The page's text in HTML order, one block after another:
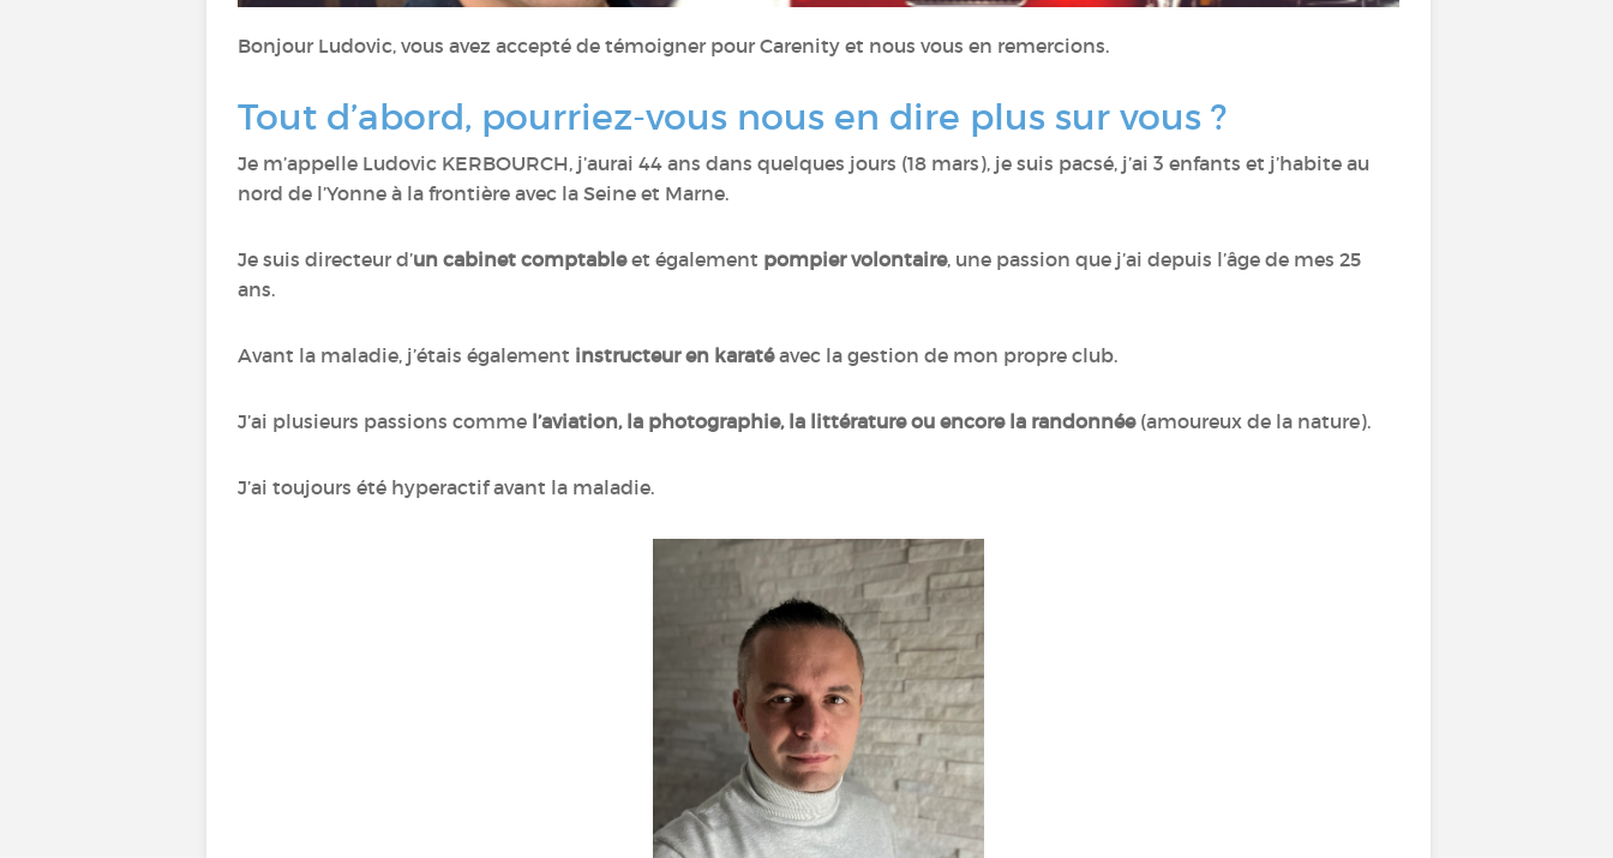
Bonjour Ludovic, vous avez accepté de témoigner pour Carenity et nous vous en remercions.
Tout d’abord, pourriez-vous nous en dire plus sur vous ?
Je m’appelle Ludovic KERBOURCH, j’aurai 44 ans dans quelques jours (18 mars), je suis pacsé, j’ai 3 enfants et j’habite au
nord de l’Yonne à la frontière avec la Seine et Marne.
Je suis directeur d’un cabinet comptableet également pompier volontaire, une passion que j’ai depuis l’âge de mes 25
ans.
Avant la maladie, j’étais également instructeur en karatéavec la gestion de mon propre club.
J’ai plusieurs passions comme l’aviation, la photographie, la littérature ou encore la randonnée (amoureux de la nature).
J’ai toujours été hyperactif avant la maladie.